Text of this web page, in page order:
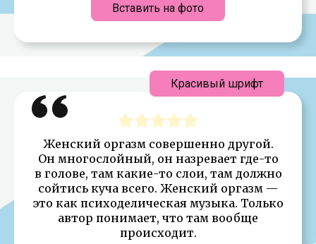
Вставить на фото
Женский оргазм совершенно другой.
Он многослойный, он назревает где-то
в голове, там какие-то слои, там должно
сойтись куча всего. Женский оргазм —
это как психоделическая музыка. Только
автор понимает, что там вообще
происходит.
Красивый шрифт